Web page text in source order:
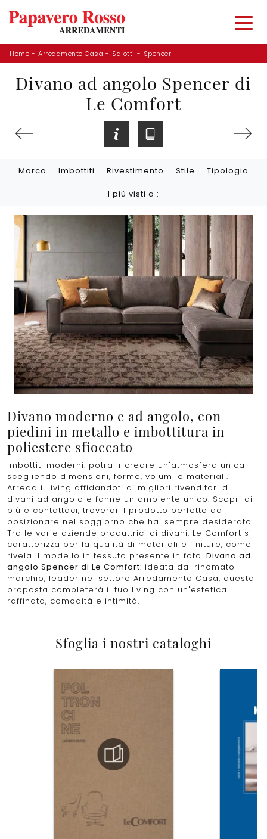
Home - Arredamento Casa - Salotti - Spencer
Divano ad angolo Spencer di
Le Comfort
Marca Imbottiti Rivestimento Stile Tipologia
I più visti a :
Divano moderno e ad angolo, con
piedini in metallo e imbottitura in
poliestere sfioccato
Imbottiti moderni: potrai ricreare un'atmosfera unica
scegliendo dimensioni, forme, volumi e materiali.
Arreda il living affidandoti ai migliori rivenditori di
divani ad angolo e fanne un ambiente unico. Scopri di
più e contattaci, troverai il prodotto perfetto da
posizionare nel soggiorno che hai sempre desiderato.
Tra le varie aziende produttrici di divani, Le Comfort si
caratterizza per la qualità di materiali e finiture, come
rivela il modello in tessuto presente in foto. Divano ad
angolo Spencer di Le Comfort: ideata dal rinomato
marchio, leader nel settore Arredamento Casa, questa
proposta completerà il tuo living con un'estetica
raffinata, comodità e intimità.
Sfoglia i nostri cataloghi